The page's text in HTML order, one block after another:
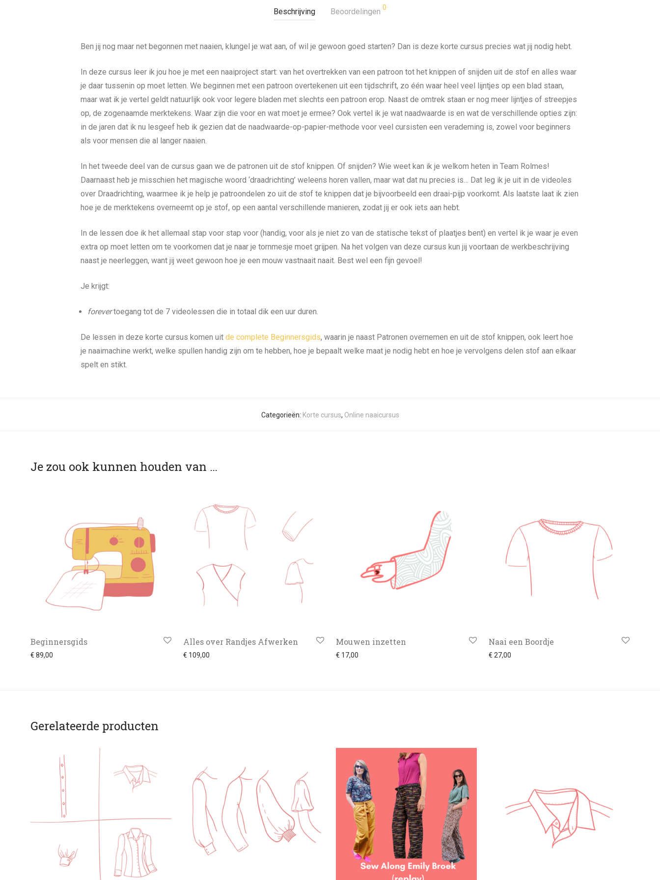
Beschrijving Beoordelingen 0
Ben jij nog maar net begonnen met naaien, klungel je wat aan, of wil je gewoon goed starten? Dan is deze korte cursus precies wat jij nodig hebt.
In deze cursus leer ik jou hoe je met een naaiproject start: van het overtrekken van een patroon tot het knippen of snijden uit de stof en alles waar
je daar tussenin op moet letten. We beginnen met een patroon overtekenen uit een tijdschrift, zo één waar heel veel lijntjes op een blad staan,
maar wat ik je vertel geldt natuurlijk ook voor legere bladen met slechts een patroon erop. Naast de omtrek staan er nog meer lijntjes of streepjes
op, de zogenaamde merktekens. Waar zijn die voor en wat moet je ermee? Ook vertel ik je wat naadwaarde is en wat de verschillende opties zijn:
in de jaren dat ik nu lesgeef heb ik gezien dat de naadwaarde-op-papier-methode voor veel cursisten een verademing is, zowel voor beginners
als voor mensen die al langer naaien.
In het tweede deel van de cursus gaan we de patronen uit de stof knippen. Of snijden? Wie weet kan ik je welkom heten in Team Rolmes!
Daarnaast heb je misschien het magische woord ‘draadrichting’ weleens horen vallen, maar wat dat nu precies is… Dat leg ik je uit in de videoles
over Draadrichting, waarmee ik je help je patroondelen zo uit de stof te knippen dat je bijvoorbeeld een draai-pijp voorkomt. Als laatste laat ik zien
hoe je de merktekens overneemt op je stof, op een aantal verschillende manieren, zodat jij er ook iets aan hebt.
In de lessen doe ik het allemaal stap voor stap voor (handig, voor als je niet zo van de statische tekst of plaatjes bent) en vertel ik je waar je even
extra op moet letten om te voorkomen dat je naar je tornmesje moet grijpen. Na het volgen van deze cursus kun jij voortaan de werkbeschrijving
naast je neerleggen, want jij weet gewoon hoe je een mouw vastnaait naait. Best wel een fijn gevoel!
Je krijgt:
forevertoegang tot de 7 videolessen die in totaal dik een uur duren.
De lessen in deze korte cursus komen uit de complete Beginnersgids, waarin je naast Patronen overnemen en uit de stof knippen, ook leert hoe
je naaimachine werkt, welke spullen handig zijn om te hebben, hoe je bepaalt welke maat je nodig hebt en hoe je vervolgens delen stof aan elkaar
spelt en stikt.
Categorieën: Korte cursus, Online naaicursus
Je zou ook kunnen houden van …
Beginnersgids
€ 89,00
Alles over Randjes Afwerken
€ 109,00
Mouwen inzetten
€ 17,00
Naai een Boordje
€ 27,00
Gerelateerde producten